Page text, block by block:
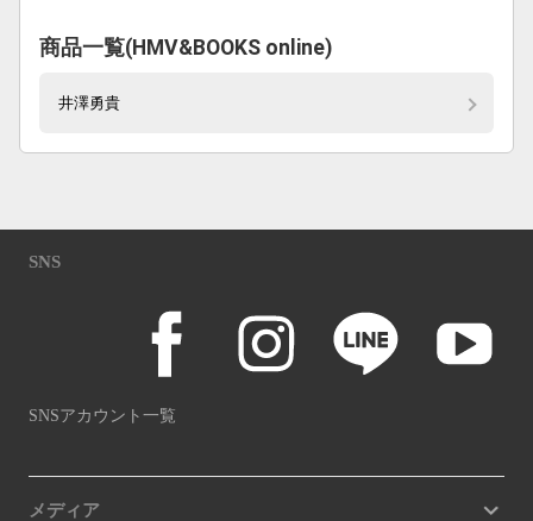
商品一覧(HMV&BOOKS online)
井澤勇貴
SNS
SNSアカウント一覧
メディア